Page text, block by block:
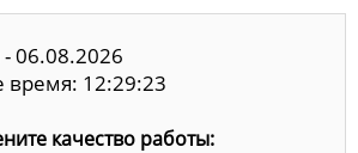
06.08.2026
время: 12:29:23
качество работы: